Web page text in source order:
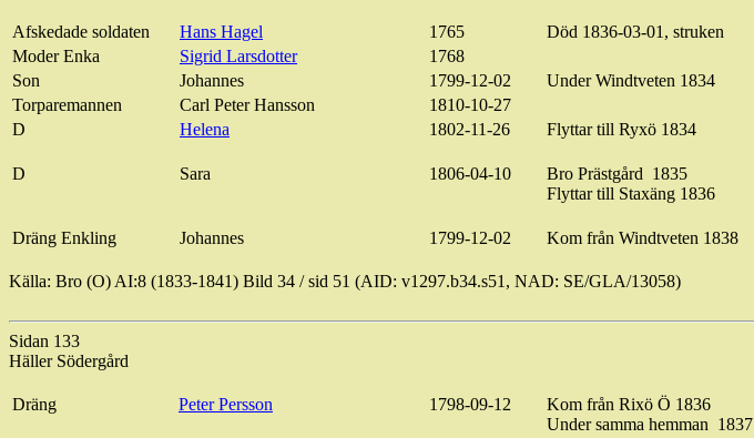
Afskedade soldaten Hans Hagel 1765
Död 1836-03-01, struken
Moder Enka
Sigrid Larsdotter
1768
Son
Johannes 1799-12-02 UnderWindtveten 1834
Torparemannen
Carl Peter Hansson
1810-10-27
D
Helena 1802-11-26 Flyttar till Ryxö 1834
D Sara 1806-04-10 Bro Prästgård 1835
Flyttar till Staxäng 1836
Dräng Enkling Johannes 1799-12-02 Kom från Windtveten 1838
Källa: Bro (O) AI:8 (1833-1841) Bild 34 / sid 51 (AID: v1297.b34.s51, NAD: SE/GLA/13058)
Sidan 133
Häller Södergård
Dräng Peter Persson 1798-09-12 Kom från Rixö Ö 1836
Under samma hemman 1837